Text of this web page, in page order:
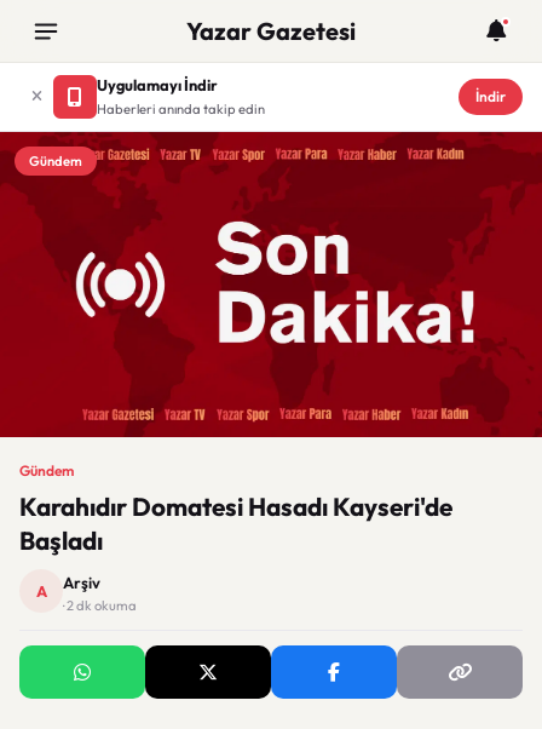
Yazar Gazetesi
Uygulamayı İndir
Haberleri anında takip edin
İndir
Gündem
Gündem
Karahıdır Domatesi Hasadı Kayseri'de
Başladı
A Arşiv
· 2 dk okuma